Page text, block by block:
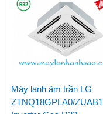
Máy lạnh âm trần LG
ZTNQ18GPLA0/ZUAB1